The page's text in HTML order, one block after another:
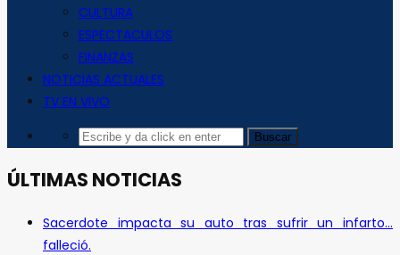
CULTURA
ESPECTACULOS
FINANZAS
NOTICIAS ACTUALES
TV EN VIVO
ÚLTIMAS NOTICIAS
Sacerdote impacta su auto tras sufrir un infarto…
falleció.